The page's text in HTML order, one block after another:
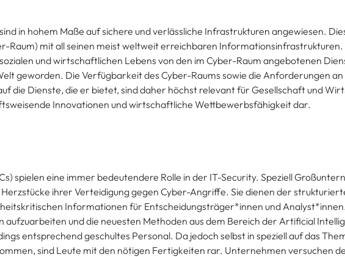
in hohem Maße auf sichere und verlässliche Infrastrukturen angewiesen.
Raum) mit all seinen meist weltweit erreichbaren
und wirtschaftlichen Lebens von den im Cyber-Raum angebotenen
geworden. Die Verfügbarkeit des Cyber-Raums sowie die Anforderungen
die Dienste, die er bietet, sind daher höchst relevant für Gesellschaft und
Innovationen und wirtschaftliche Wettbewerbsfähigkeit dar.
spielen eine immer bedeutendere Rolle in der IT-Security. Speziell
ihrer Verteidigung gegen Cyber-Angriffe. Sie dienen der
Informationen für Entscheidungsträger*innen und
und die neuesten Methoden aus dem Bereich der Artificial
entsprechend geschultes Personal. Da jedoch selbst in speziell auf das
sind Leute mit den nötigen Fertigkeiten rar. Unternehmen versuchen